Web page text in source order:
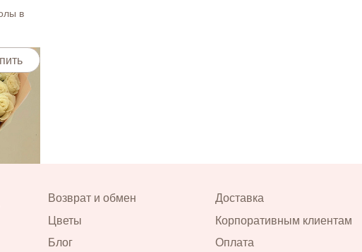
см в
в
Возврат и обмен
Доставка
Цветы
Корпоративным клиентам
Блог
Оплата